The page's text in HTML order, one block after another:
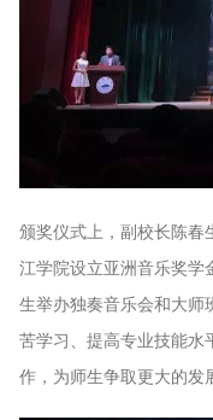
颁奖仪式上，副校长陈春
江学院设立亚洲音乐奖学
生举办独奏音乐会和大师
苦学习、提高专业技能水
作，为师生争取更大的发